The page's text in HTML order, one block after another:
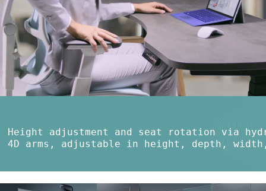
Height adjustment and seat rotation via
4D arms, adjustable in height, depth,